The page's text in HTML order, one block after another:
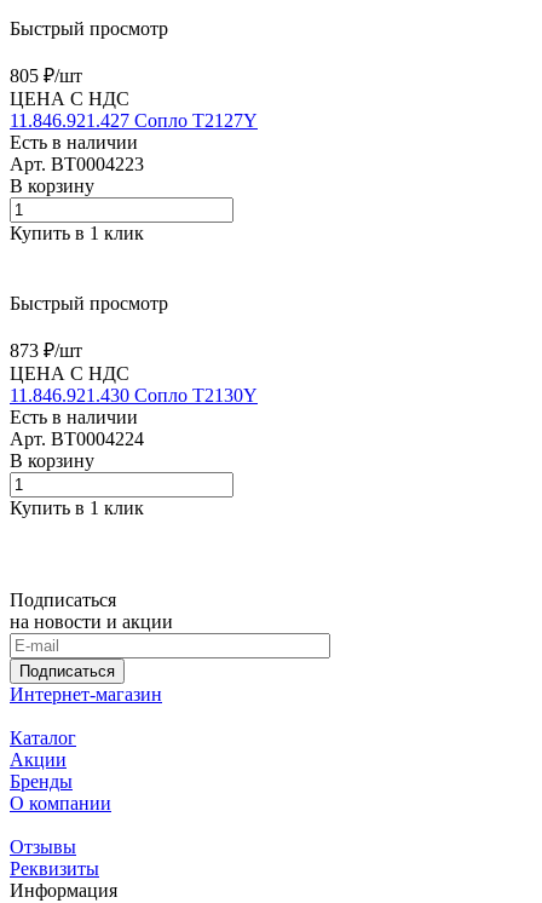
Быстрый просмотр
805 ₽/шт
ЦЕНА С НДС
11.846.921.427 Сопло T2127Y
Есть в наличии
Арт. BT0004223
В корзину
Купить в 1 клик
Быстрый просмотр
873 ₽/шт
ЦЕНА С НДС
11.846.921.430 Сопло T2130Y
Есть в наличии
Арт. BT0004224
В корзину
Купить в 1 клик
Подписаться
на новости и акции
Подписаться
Интернет-магазин
Каталог
Акции
Бренды
О компании
Отзывы
Реквизиты
Информация